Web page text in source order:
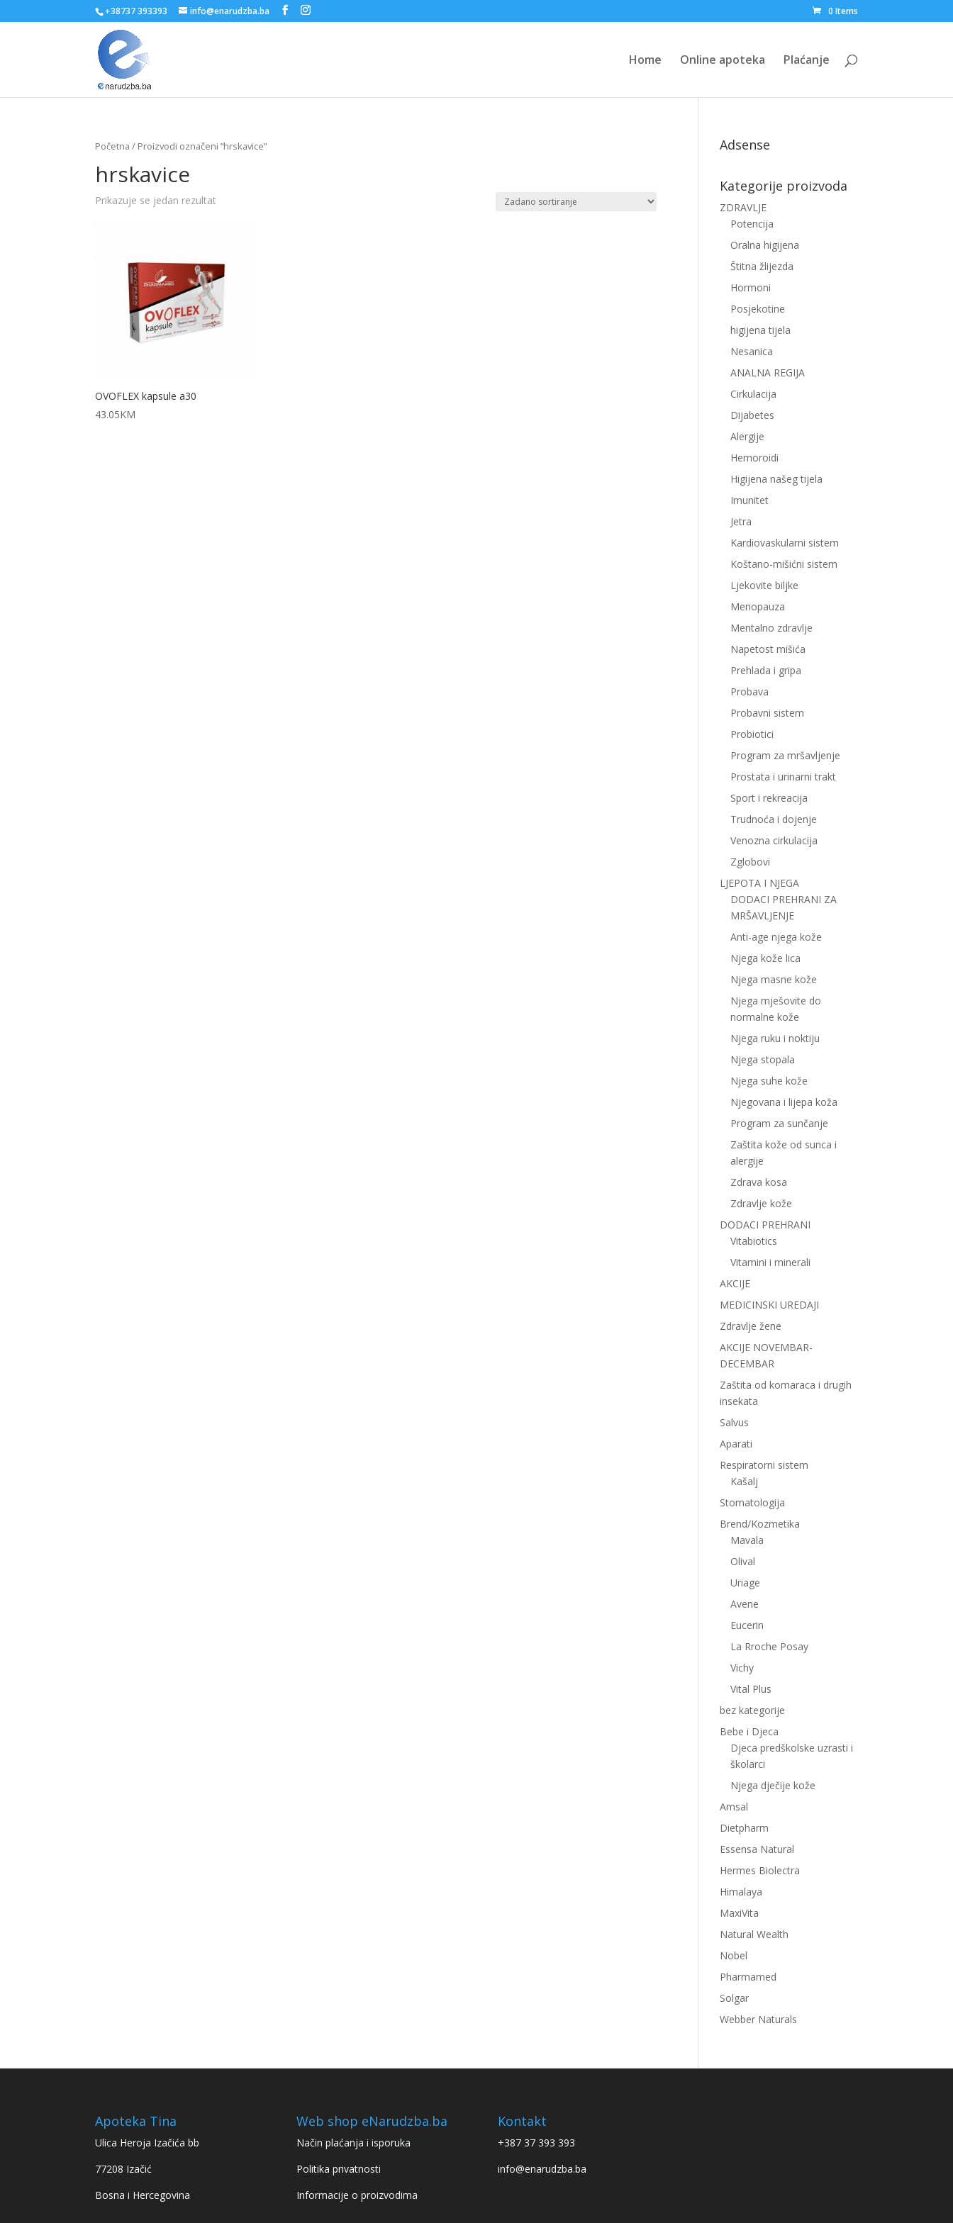
+38737 393393 info@enarudzba.ba 0 Items
Home Online apoteka Plaćanje
Početna / Proizvodi označeni “hrskavice”
hrskavice
Prikazuje se jedan rezultat
OVOFLEX kapsule a30
43.05KM
Adsense
Kategorije proizvoda
ZDRAVLJE
Potencija
Oralna higijena
Štitna žlijezda
Hormoni
Posjekotine
higijena tijela
Nesanica
ANALNA REGIJA
Cirkulacija
Dijabetes
Alergije
Hemoroidi
Higijena našeg tijela
Imunitet
Jetra
Kardiovaskularni sistem
Koštano-mišićni sistem
Ljekovite biljke
Menopauza
Mentalno zdravlje
Napetost mišića
Prehlada i gripa
Probava
Probavni sistem
Probiotici
Program za mršavljenje
Prostata i urinarni trakt
Sport i rekreacija
Trudnoća i dojenje
Venozna cirkulacija
Zglobovi
LJEPOTA I NJEGA
DODACI PREHRANI ZA
MRŠAVLJENJE
Anti-age njega kože
Njega kože lica
Njega masne kože
Njega mješovite do
normalne kože
Njega ruku i noktiju
Njega stopala
Njega suhe kože
Njegovana i lijepa koža
Program za sunčanje
Zaštita kože od sunca i
alergije
Zdrava kosa
Zdravlje kože
DODACI PREHRANI
Vitabiotics
Vitamini i minerali
AKCIJE
MEDICINSKI UREDAJI
Zdravlje žene
AKCIJE NOVEMBAR-
DECEMBAR
Zaštita od komaraca i drugih
insekata
Salvus
Aparati
Respiratorni sistem
Kašalj
Stomatologija
Brend/Kozmetika
Mavala
Olival
Uriage
Avene
Eucerin
La Rroche Posay
Vichy
Vital Plus
bez kategorije
Bebe i Djeca
Djeca predškolske uzrasti i
školarci
Njega dječije kože
Amsal
Dietpharm
Essensa Natural
Hermes Biolectra
Himalaya
MaxiVita
Natural Wealth
Nobel
Pharmamed
Solgar
Webber Naturals
Apoteka Tina
Ulica Heroja Izačića bb
77208 Izačić
Bosna i Hercegovina
Web shop eNarudzba.ba
Način plaćanja i isporuka
Politika privatnosti
Informacije o proizvodima
Kontakt
+387 37 393 393
info@enarudzba.ba